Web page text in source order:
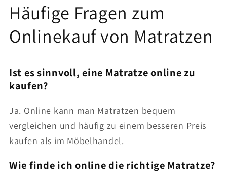
Häufige Fragen zum
Onlinekauf von Matratzen
Ist es sinnvoll, eine Matratze online zu
kaufen?
Ja. Online kann man Matratzen bequem
vergleichen und häufig zu einem besseren Preis
kaufen als im Möbelhandel.
Wie finde ich online die richtige Matratze?